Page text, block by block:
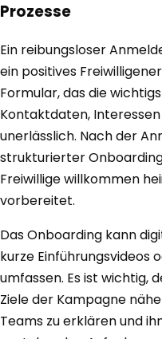
Prozesse
Ein reibungsloser
ein positives
Formular, das die
Kontaktdaten,
unerlässlich. Nach der
strukturierter
Freiwillige willkommen
vorbereitet.
Das Onboarding kann
kurze Einführungsvideos
umfassen. Es ist wichtig,
Ziele der Kampagne
Teams zu erklären und